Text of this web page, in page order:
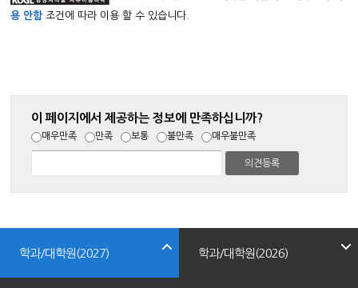
용 안함조건에 따라 이용 할 수 있습니다.
이 페이지에서 제공하는 정보에 만족하십니까?
매우만족 만족 보통 불만족 매우불만족
학과/대학원(2027) 학과/대학원(2026)